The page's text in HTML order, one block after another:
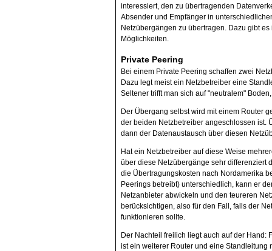
interessiert, den zu übertragenden
Absender und Empfänger in
Netzübergängen zu übertragen. Dazu gibt
Möglichkeiten.
Private Peering
Bei einem Private Peering schaffen zwei
Dazu legt meist ein Netzbetreiber eine
Seltener trifft man sich auf "neutralem"
Der Übergang selbst wird mit einem Router
der beiden Netzbetreiber angeschlossen ist.
dann der Datenaustausch über diesen
Hat ein Netzbetreiber auf diese Weise
über diese Netzübergänge sehr differenziert
die Übertragungskosten nach Nordamerika
Peerings betreibt) unterschiedlich, kann er
Netzanbieter abwickeln und den teureren
berücksichtigen, also für den Fall, falls der
funktionieren sollte.
Der Nachteil freilich liegt auch auf der Hand:
ist ein weiterer Router und eine Standleitung